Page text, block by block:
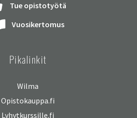
Tue opistotyötä
Vuosikertomus
Pikalinkit
Wilma
Opistokauppa.fi
Lyhytkurssille.fi